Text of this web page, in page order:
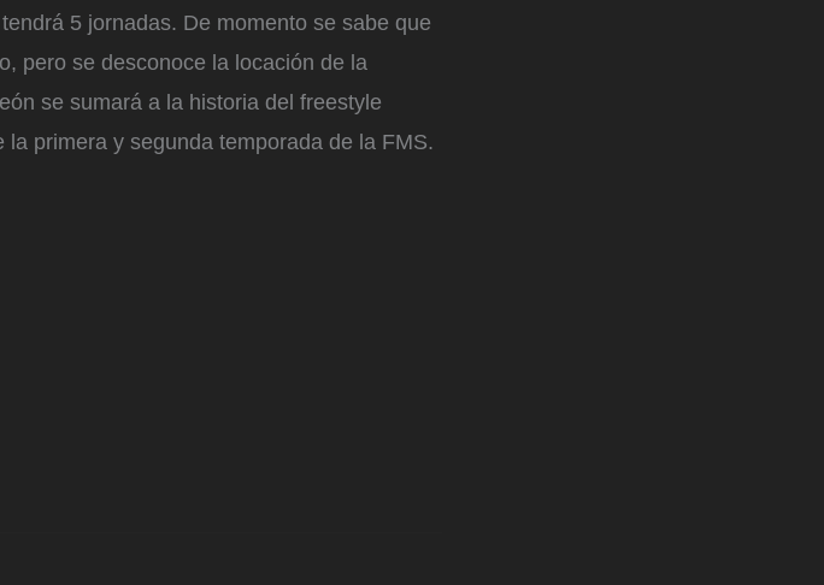
5 jornadas. De momento se sabe que
pero se desconoce la locación de la
se sumará a la historia del freestyle
primera y segunda temporada de la FMS.